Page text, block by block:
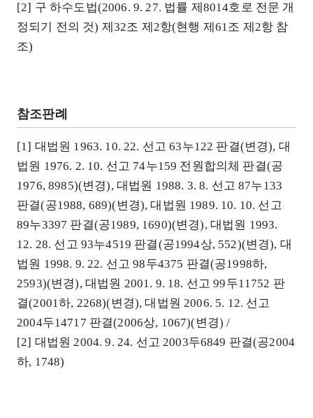
[2] 구 하수도법(2006. 9. 27. 법률 제8014호로 전문 개
정되기 전의 것) 제32조 제2항(현행 제61조 제2항 참
조)
참조판례
[1] 대법원 1963. 10. 22. 선고 63누122 판결(변경), 대
법원 1976. 2. 10. 선고 74누159 전원합의체 판결(공
1976, 8985)(변경), 대법원 1988. 3. 8. 선고 87누133
판결(공1988, 689)(변경), 대법원 1989. 10. 10. 선고
89누3397 판결(공1989, 1690)(변경), 대법원 1993.
12. 28. 선고 93누4519 판결(공1994상, 552)(변경), 대
법원 1998. 9. 22. 선고 98두4375 판결(공1998하,
2593)(변경), 대법원 2001. 9. 18. 선고 99두11752 판
결(2001하, 2268)(변경), 대법원 2006. 5. 12. 선고
2004두14717 판결(2006상, 1067)(변경) /
[2] 대법원 2004. 9. 24. 선고 2003두6849 판결(공2004
하, 1748)